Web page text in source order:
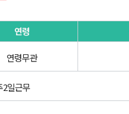
연령
연령무관
2일근무